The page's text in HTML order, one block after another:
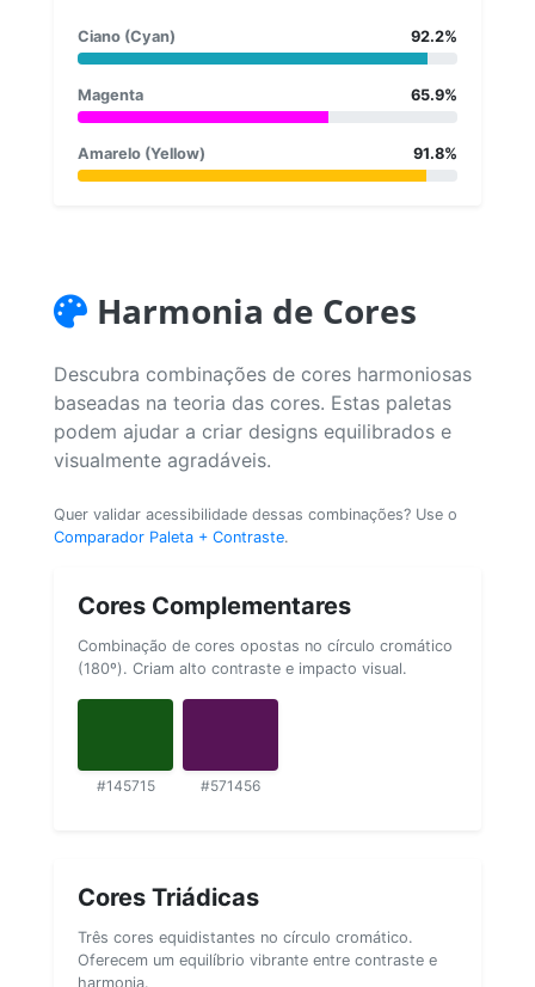
Ciano (Cyan) 92.2%
Magenta 65.9%
Amarelo (Yellow) 91.8%
Harmonia de Cores
Descubra combinações de cores harmoniosas
baseadas na teoria das cores. Estas paletas
podem ajudar a criar designs equilibrados e
visualmente agradáveis.
Quer validar acessibilidade dessas combinações? Use o
Comparador Paleta + Contraste.
Cores Complementares
Combinação de cores opostas no círculo cromático
(180º). Criam alto contraste e impacto visual.
#145715 #571456
Cores Triádicas
Três cores equidistantes no círculo cromático.
Oferecem um equilíbrio vibrante entre contraste e
harmonia.